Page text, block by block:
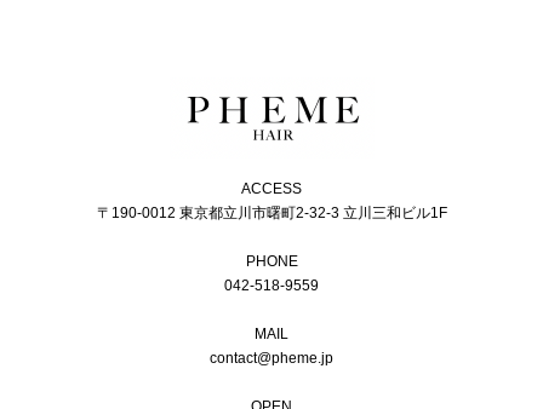
ACCESS
〒190-0012 東京都立川市曙町2-32-3 立川三和ビル1F
PHONE
042-518-9559
MAIL
contact@pheme.jp